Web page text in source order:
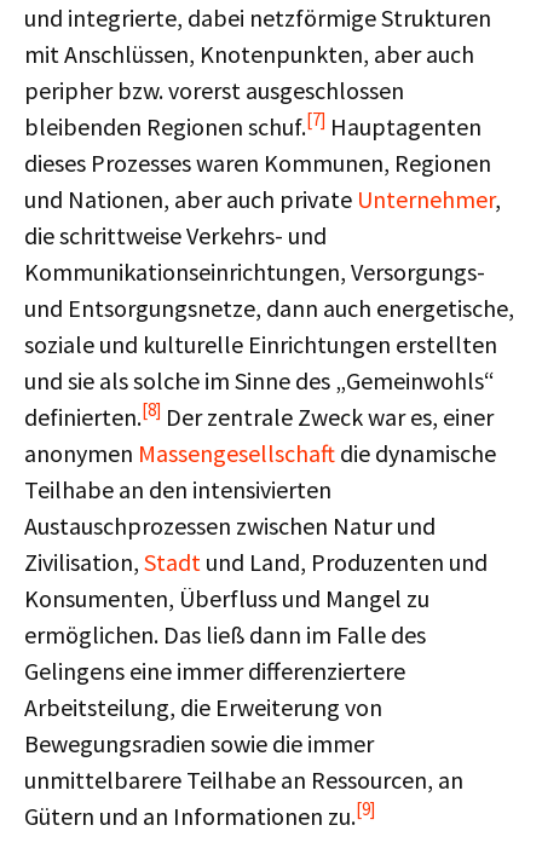
und integrierte, dabei netzförmige Strukturen
mit Anschlüssen, Knotenpunkten, aber auch
peripher bzw. vorerst ausgeschlossen
bleibenden Regionen schuf.[7] Hauptagenten
dieses Prozesses waren Kommunen, Regionen
und Nationen, aber auch private Unternehmer,
die schrittweise Verkehrs- und
Kommunikationseinrichtungen, Versorgungs-
und Entsorgungsnetze, dann auch energetische,
soziale und kulturelle Einrichtungen erstellten
und sie als solche im Sinne des „Gemeinwohls“
definierten.[8] Der zentrale Zweck war es, einer
anonymen Massengesellschaft die dynamische
Teilhabe an den intensivierten
Austauschprozessen zwischen Natur und
Zivilisation, Stadt und Land, Produzenten und
Konsumenten, Überfluss und Mangel zu
ermöglichen. Das ließ dann im Falle des
Gelingens eine immer differenziertere
Arbeitsteilung, die Erweiterung von
Bewegungsradien sowie die immer
unmittelbarere Teilhabe an Ressourcen, an
Gütern und an Informationen zu.[9]